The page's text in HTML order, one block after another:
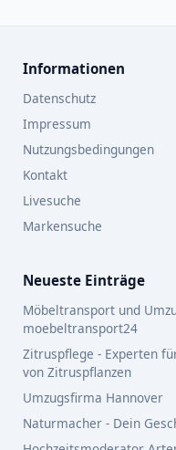
Informationen
Datenschutz
Impressum
Nutzungsbedingungen
Kontakt
Livesuche
Markensuche
Neueste Einträge
Möbeltransport und
moebeltransport24
Zitruspflege - Experten
von Zitruspflanzen
Umzugsfirma Hannover
Naturmacher - Dein